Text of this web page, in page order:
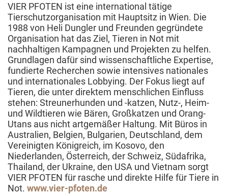
VIER PFOTEN ist eine international tätige
Tierschutzorganisation mit Hauptsitz in Wien. Die
1988 von Heli Dungler und Freunden gegründete
Organisation hat das Ziel, Tieren in Not mit
nachhaltigen Kampagnen und Projekten zu helfen.
Grundlagen dafür sind wissenschaftliche Expertise,
fundierte Recherchen sowie intensives nationales
und internationales Lobbying. Der Fokus liegt auf
Tieren, die unter direktem menschlichen Einfluss
stehen: Streunerhunden und -katzen, Nutz-, Heim-
und Wildtieren wie Bären, Großkatzen und Orang-
Utans aus nicht artgemäßer Haltung. Mit Büros in
Australien, Belgien, Bulgarien, Deutschland, dem
Vereinigten Königreich, im Kosovo, den
Niederlanden, Österreich, der Schweiz, Südafrika,
Thailand, der Ukraine, den USA und Vietnam sorgt
VIER PFOTEN für rasche und direkte Hilfe für Tiere in
Not. www.vier-pfoten.de